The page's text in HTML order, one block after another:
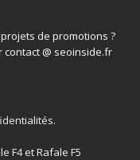
de promotions ?
@ seoinside.fr
.
F4 et Rafale F5